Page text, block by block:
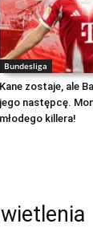
Bundesliga
Kane zostaje, ale
jego następcę.
młodego killera!